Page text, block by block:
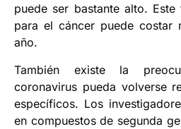
puede ser bastante alto.
para el cáncer puede costar
año.
También existe la
coronavirus pueda volverse
específicos. Los
en compuestos de segunda